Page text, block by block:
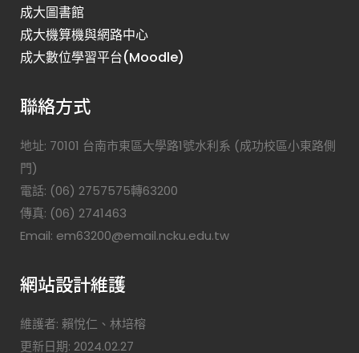
成大圖書館
成大機算機與網路中心
成大數位學習平台(Moodle)
聯絡方式
地址: 70101 台南市東區大學路1號水利系 (成功校區小東路側
門)
電話: (06) 2757575轉63200
傳真: (06) 2741463
Email: em63200@email.ncku.edu.tw
網站設計維護
維護者: 賴悅仁、林培榕
更新日期: 2024.02.27